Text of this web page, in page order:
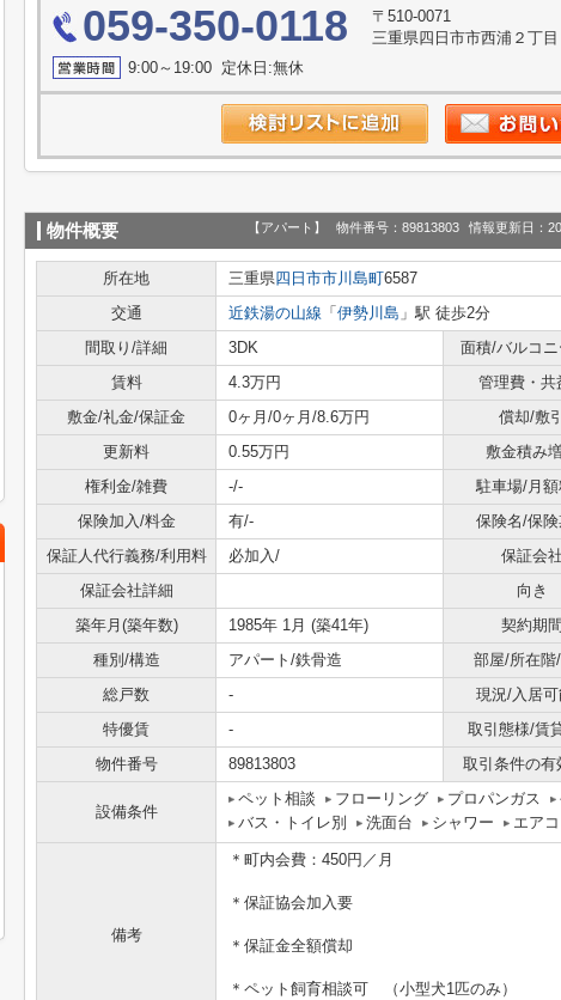
059-350-0118
〒510-0071
三重県四日市市西浦２丁
9:00～19:00 定休日:無休
物件概要 【アパート】 物件番号：89813803 情報更新日：
所在地 三重県四日市市川島町6587
交通
近鉄湯の山線 「 伊勢川島 」駅 徒歩2分
間取り/詳細
3DK
面積/バルコ
賃料
4.3万円
管理費・共
敷金/礼金/保証金
0ヶ月/0ヶ月/8.6万円
償却/敷
更新料
0.55万円
敷金積み
権利金/雑費
-/-
駐車場/月
保険加入/料金
有/-
保険名/保
保証人代行義務/利用料
必加入/
保証会
保証会社詳細
向き
築年月(築年数)
1985年 1月 (築41年)
契約期
種別/構造
アパート/鉄骨造
部屋/所在階
総戸数
-
現況/入居
特優賃
-
取引態様/賃
物件番号
89813803 取引条件の有
設備条件
ペット相談 フローリング プロパンガス
バス・トイレ別
洗面台 シャワー エア
備考
＊町内会費：450円／月
＊保証協会加入要
＊保証金全額償却
＊ペット飼育相談可 （小型犬1匹のみ）